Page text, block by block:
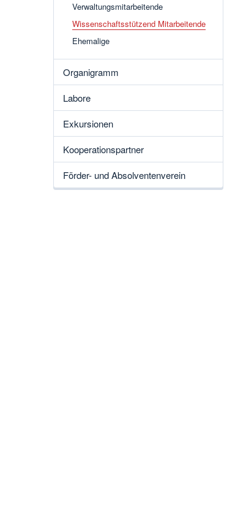
Verwaltungsmitarbeitende
Wissenschaftsstützend Mitarbeitende
Ehemalige
Organigramm
Labore
Exkursionen
Kooperationspartner
Förder- und Absolventenverein